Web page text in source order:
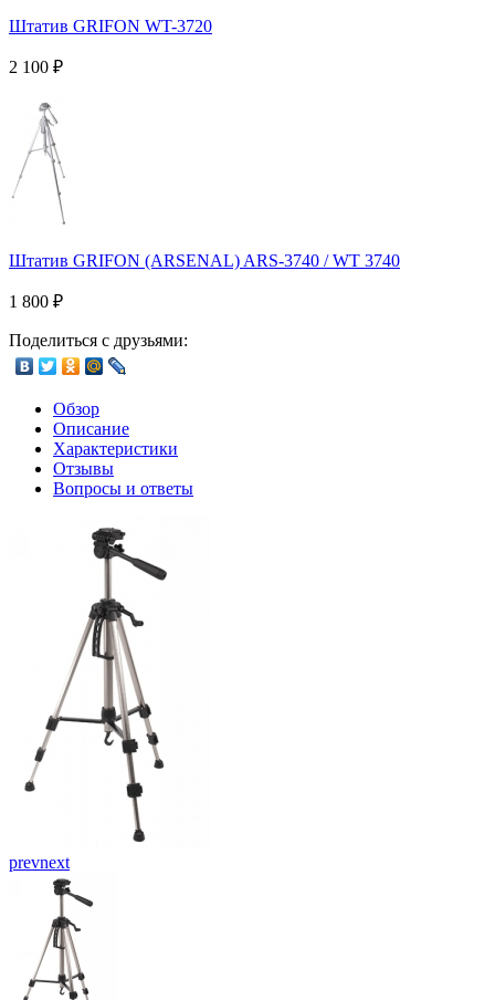
Штатив GRIFON WT-3720
2 100 ₽
Штатив GRIFON (ARSENAL) ARS-3740 / WT 3740
1 800 ₽
Поделиться с друзьями:
Обзор
Описание
Характеристики
Отзывы
Вопросы и ответы
prevnext